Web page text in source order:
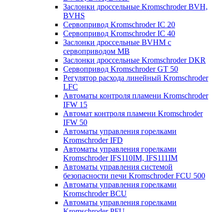
Заслонки дроссельные Kromschroder BVH,
BVHS
Сервопривод Kromschroder IC 20
Сервопривод Kromschroder IC 40
Заслонки дроссельные BVHM с
сервоприводом МВ
Заслонки дроссельные Kromschroder DKR
Cервопривод Kromschroder GT 50
Регулятор расхода линейный Kromschroder
LFC
Автоматы контроля пламени Kromschroder
IFW 15
Автомат контроля пламени Kromschroder
IFW 50
Автоматы управления горелками
Kromschroder IFD
Автоматы управления горелками
Kromschroder IFS110IM, IFS111IM
Автоматы управления системой
безопасности печи Kromschroder FCU 500
Автоматы управления горелками
Kromschroder BCU
Автоматы управления горелками